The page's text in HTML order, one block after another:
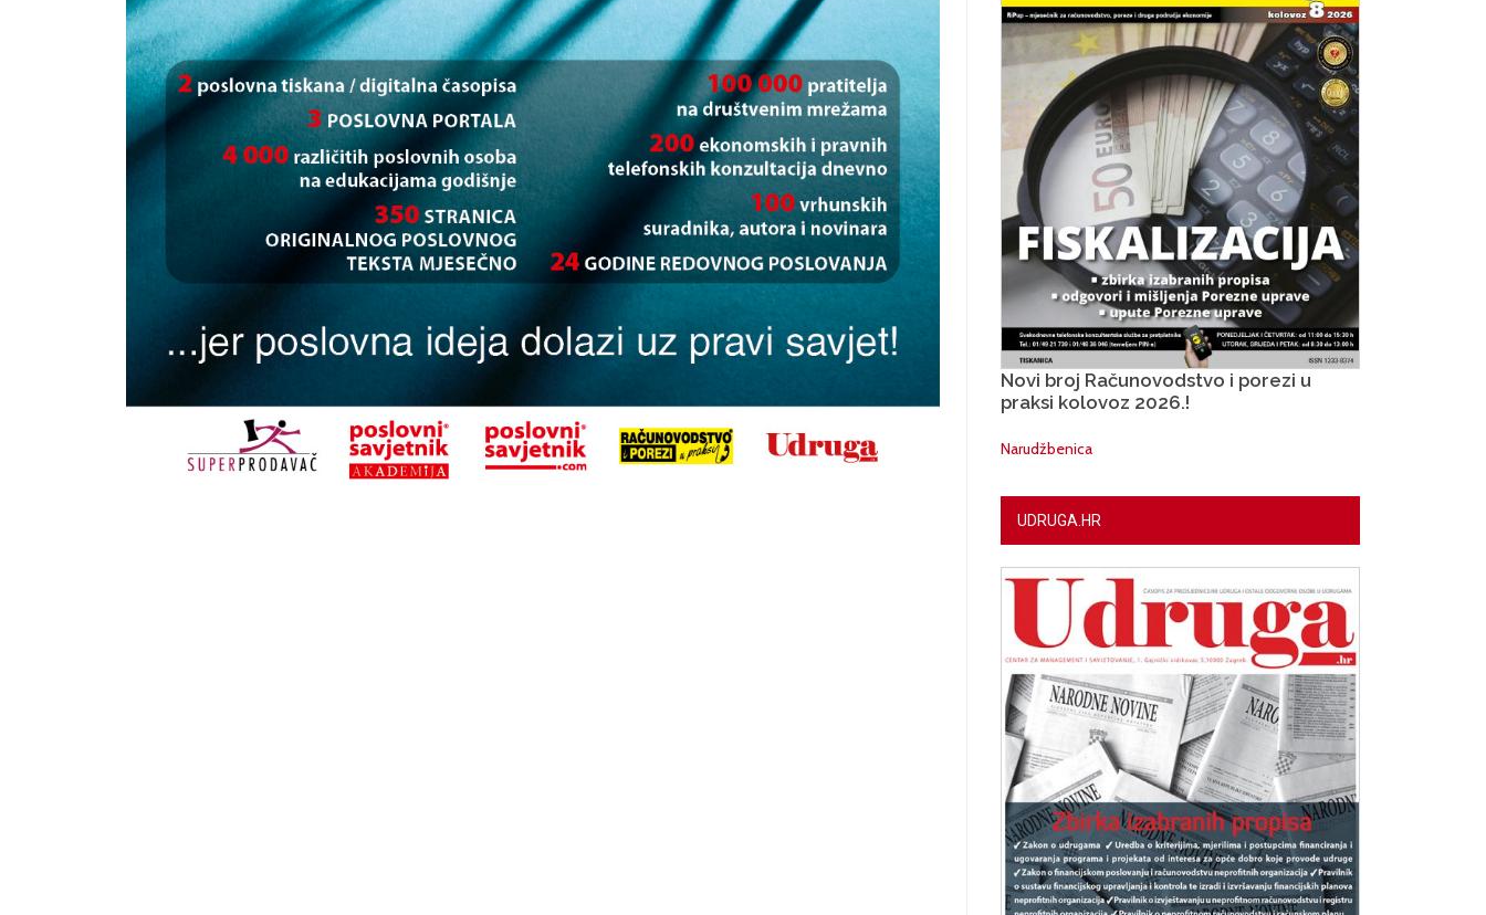
Novi broj Računovodstvo i porezi u
praksi kolovoz 2026.!
Narudžbenica
UDRUGA.HR